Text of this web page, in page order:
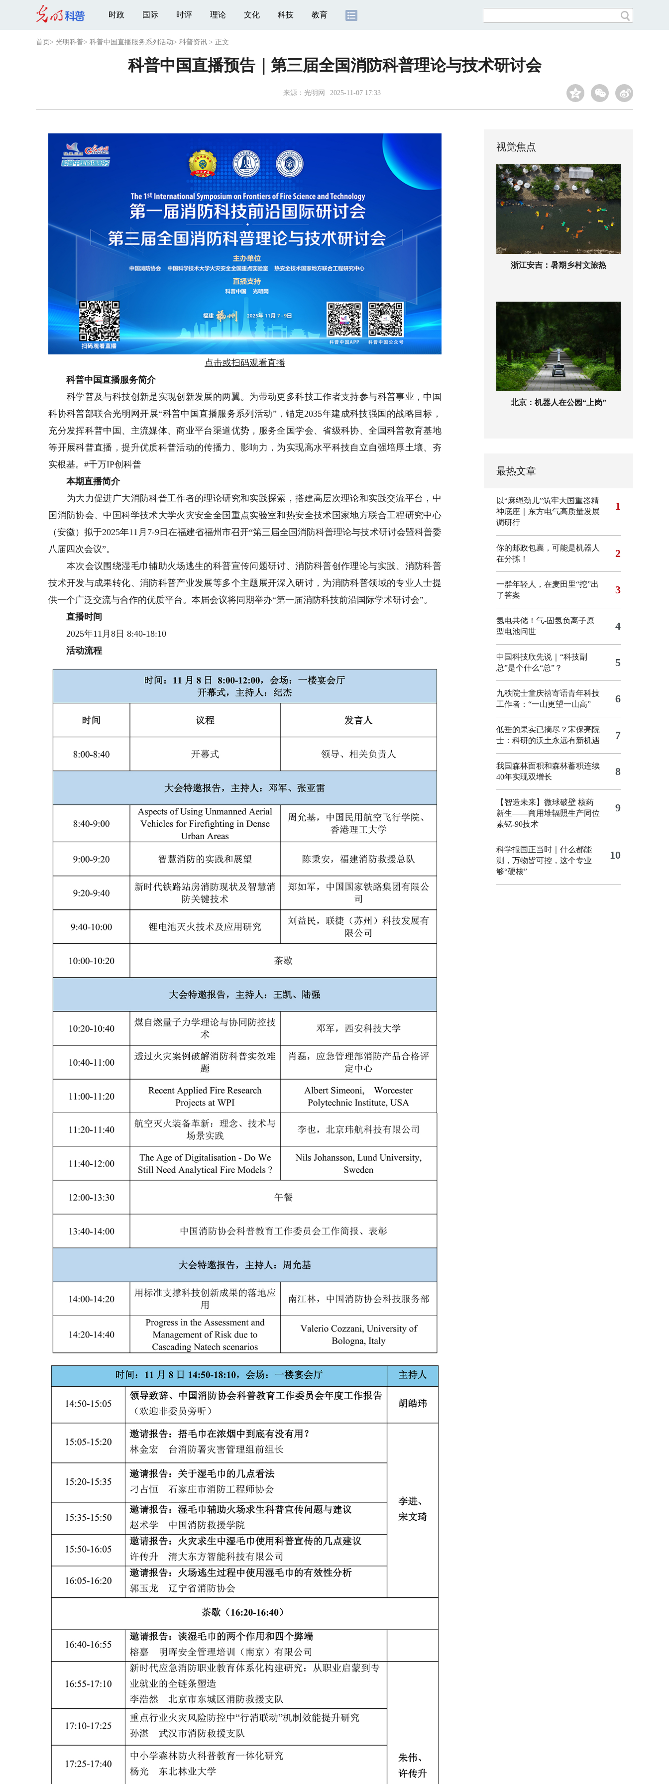
时政 国际 时评 理论 文化 科技 教育
首页 > 光明科普> 科普中国直播服务系列活动> 科普资讯 > 正文
科普中国直播预告｜第三届全国消防科普理论与技术研讨会
来源： 光明网 2025-11-07 17:33
点击或扫码观看直播
科普中国直播服务简介
科学普及与科技创新是实现创新发展的两翼。为带动更多科技工作者支持参与科普事业，中国
科协科普部联合光明网开展“科普中国直播服务系列活动”，锚定2035年建成科技强国的战略目标，
充分发挥科普中国、主流媒体、商业平台渠道优势，服务全国学会、省级科协、全国科普教育基地
等开展科普直播，提升优质科普活动的传播力、影响力，为实现高水平科技自立自强培厚土壤、夯
实根基。#千万IP创科普
本期直播简介
为大力促进广大消防科普工作者的理论研究和实践探索，搭建高层次理论和实践交流平台，中
国消防协会、中国科学技术大学火灾安全全国重点实验室和热安全技术国家地方联合工程研究中心
（安徽）拟于2025年11月7-9日在福建省福州市召开“第三届全国消防科普理论与技术研讨会暨科普委
八届四次会议”。
本次会议围绕湿毛巾辅助火场逃生的科普宣传问题研讨、消防科普创作理论与实践、消防科普
技术开发与成果转化、消防科普产业发展等多个主题展开深入研讨，为消防科普领域的专业人士提
供一个广泛交流与合作的优质平台。本届会议将同期举办“第一届消防科技前沿国际学术研讨会”。
直播时间
2025年11月8日 8:40-18:10
活动流程
视觉焦点
浙江安吉：暑期乡村文旅热
北京：机器人在公园“上岗”
最热文章
以“麻绳劲儿”筑牢大国重器精
神底座｜东方电气高质量发展
调研行
1
你的邮政包裹，可能是机器人
在分拣！
2
一群年轻人，在麦田里“挖”出
了答案
3
氢电共储！气-固氢负离子原
型电池问世
4
中国科技欣先说｜“科技副
总”是个什么“总”？
5
九秩院士童庆禧寄语青年科技
工作者：“一山更望一山高”
6
低垂的果实已摘尽？宋保亮院
士：科研的沃土永远有新机遇
7
我国森林面积和森林蓄积连续
40年实现双增长
8
【智造未来】微球破壁 核药
新生——商用堆辐照生产同位
素钇-90技术
9
科学报国正当时｜什么都能
测，万物皆可控，这个专业
够“硬核”
10